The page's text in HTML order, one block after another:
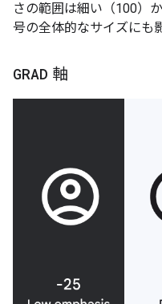
さの範囲は細い（100）
号の全体的なサイズにも
GRAD 軸